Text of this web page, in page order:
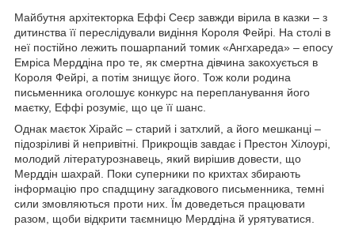
Майбутня архітекторка Еффі Сеєр завжди вірила в казки – з
дитинства її переслідували видіння Короля Фейрі. На столі в
неї постійно лежить пошарпаний томик «Ангхареда» – епосу
Емріса Мерддіна про те, як смертна дівчина закохується в
Короля Фейрі, а потім знищує його. Тож коли родина
письменника оголошує конкурс на перепланування його
маєтку, Еффі розуміє, що це її шанс.
Однак маєток Хірайс – старий і затхлий, а його мешканці –
підозріливі й непривітні. Прикрощів завдає і Престон Хілоурі,
молодий літературознавець, який вирішив довести, що
Мерддін шахрай. Поки суперники по крихтах збирають
інформацію про спадщину загадкового письменника, темні
сили змовляються проти них. Їм доведеться працювати
разом, щоби відкрити таємницю Мерддіна й урятуватися.